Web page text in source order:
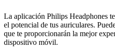
La aplicación Philips Headphones
el potencial de tus auriculares.
que te proporcionarán la mejor
dispositivo móvil.